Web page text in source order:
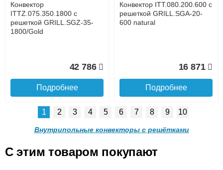
20 904
Подробнее
21 495
Конвектор
ITTL.070.160.1000 с
решеткой GRILL.SGWL-16-
Конвектор
ITTL.070.160.1100 с
решеткой GRILL.SGWL-16-
Конвектор
ITTZ.075.350.1800 с
решеткой GRILL.SGZ-35-
1800/Gold
42 786
Подробнее
Конвектор ITT.080.200.600 с
решеткой GRILL.SGA-20-
600 natural
16 871
Подробнее
1 2 3 4 5 6 7 8 9 10
Внутрипольные конвекторы с решётками
C этим товаром покупают